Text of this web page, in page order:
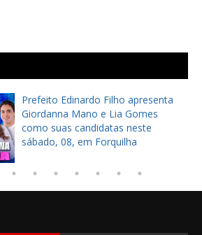
Prefeito Edinardo Filho apresenta
Giordanna Mano e Lia Gomes
como suas candidatas neste
sábado, 08, em Forquilha